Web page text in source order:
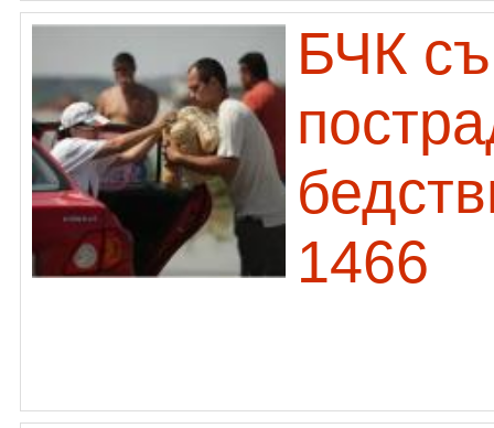
БЧК
1466